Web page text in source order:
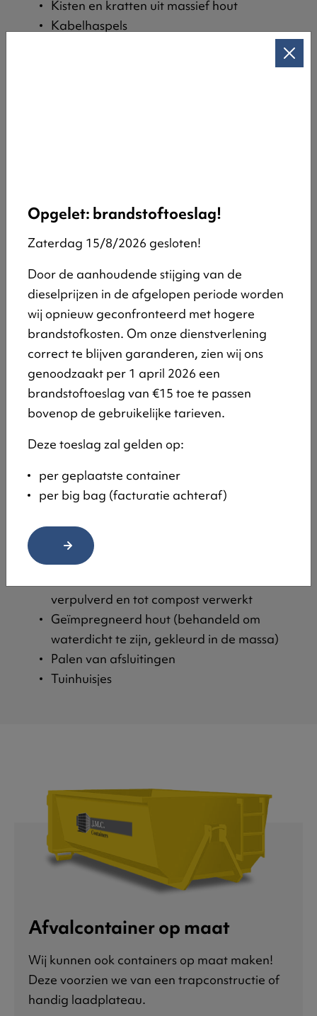
Kisten en kratten uit massief hout
Kabelhaspels
Timmerhout, zoals (stut)balken, planken,
Triplex-, multiplex-, OSB-, MDF-platen <
50% uit spaanplaat of houtdeeltjes
Groente- en fruitkisten
Hout bezet met karton, textiel of plastic
‘Behandeld’ hout (bijvoorbeeld
bekistingspanelen met cementafval).
Gelamineerd hout
Houtvezelplaat
Meubels
Parket
Afbraakhout (deuren, vensters)
Niet toegelaten
Snoeihout (stronken, takken en twijgen) en
kerstbomen – deze worden apart
verwerkt
Verontreinigd of gevaarlijk hout (C-hout)
verpulverd en tot compost verwerkt
Geïmpregneerd hout (behandeld om
waterdicht te zijn, gekleurd in de massa)
Palen van afsluitingen
Tuinhuisjes
Afvalcontainer op maat
Wij kunnen ook containers op maat maken!
Deze voorzien we van een trapconstructie of
handig laadplateau.
Opgelet: brandstoftoeslag!
Zaterdag 15/8/2026 gesloten!
Door de aanhoudende stijging van de
dieselprijzen in de afgelopen periode worden
wij opnieuw geconfronteerd met hogere
brandstofkosten. Om onze dienstverlening
correct te blijven garanderen, zien wij ons
genoodzaakt per 1 april 2026 een
brandstoftoeslag van €15 toe te passen
bovenop de gebruikelijke tarieven.
Deze toeslag zal gelden op:
per geplaatste container
per big bag (facturatie achteraf)